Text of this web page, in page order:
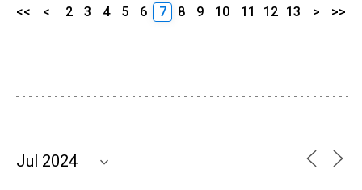
<< < 2 3 4 5 6 7 8 9 10 11 12 13 > >>